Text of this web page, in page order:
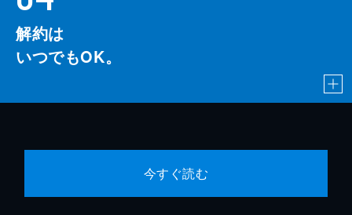
解約は
いつでもOK。
今すぐ読む